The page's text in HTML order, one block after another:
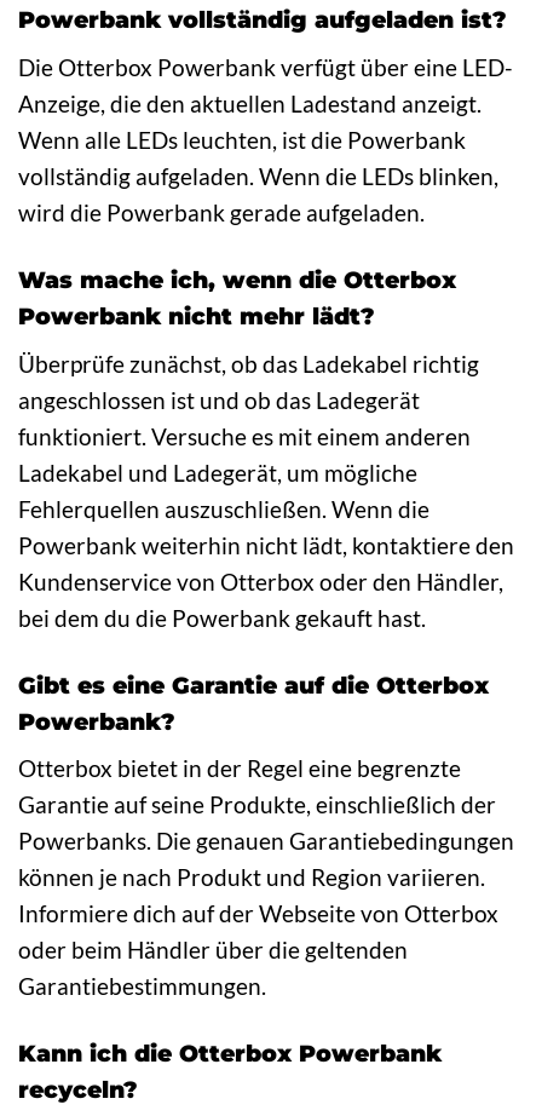
Powerbank vollständig aufgeladen ist?
Die Otterbox Powerbank verfügt über eine LED-
Anzeige, die den aktuellen Ladestand anzeigt.
Wenn alle LEDs leuchten, ist die Powerbank
vollständig aufgeladen. Wenn die LEDs blinken,
wird die Powerbank gerade aufgeladen.
Was mache ich, wenn die Otterbox
Powerbank nicht mehr lädt?
Überprüfe zunächst, ob das Ladekabel richtig
angeschlossen ist und ob das Ladegerät
funktioniert. Versuche es mit einem anderen
Ladekabel und Ladegerät, um mögliche
Fehlerquellen auszuschließen. Wenn die
Powerbank weiterhin nicht lädt, kontaktiere den
Kundenservice von Otterbox oder den Händler,
bei dem du die Powerbank gekauft hast.
Gibt es eine Garantie auf die Otterbox
Powerbank?
Otterbox bietet in der Regel eine begrenzte
Garantie auf seine Produkte, einschließlich der
Powerbanks. Die genauen Garantiebedingungen
können je nach Produkt und Region variieren.
Informiere dich auf der Webseite von Otterbox
oder beim Händler über die geltenden
Garantiebestimmungen.
Kann ich die Otterbox Powerbank
recyceln?